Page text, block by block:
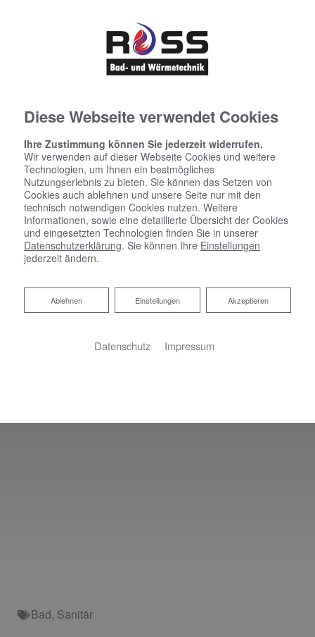
Bad, Sanitär
Diese Webseite verwendet Cookies
Ihre Zustimmung können Sie jederzeit widerrufen.
Wir verwenden auf dieser Webseite Cookies und weitere
Technologien, um Ihnen ein bestmögliches
Nutzungserlebnis zu bieten. Sie können das Setzen von
Cookies auch ablehnen und unsere Seite nur mit den
technisch notwendigen Cookies nutzen. Weitere
Informationen, sowie eine detaillierte Übersicht der Cookies
und eingesetzten Technologien finden Sie in unserer
Datenschutzerklärung. Sie können Ihre Einstellungen
jederzeit ändern.
Akzeptieren
Einstellungen
Ablehnen
Ablehnen
Datenschutz Impressum